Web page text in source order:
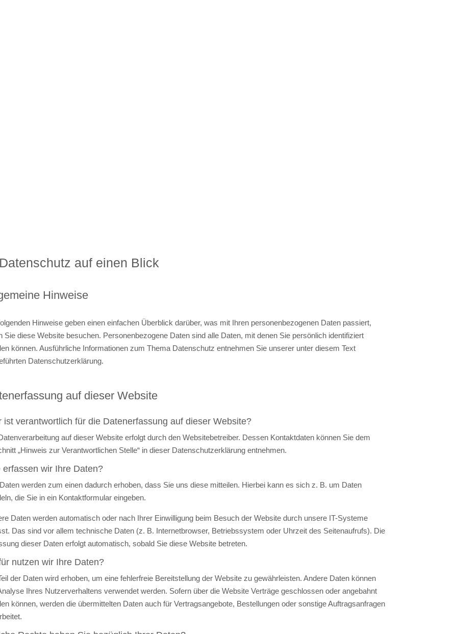
auf einen Blick
Hinweise
Hinweise geben einen einfachen Überblick darüber, was mit Ihren personenbezogenen Daten passiert,
Sie diese Website besuchen. Personenbezogene Daten sind alle Daten, mit denen Sie persönlich identifiziert
können. Ausführliche Informationen zum Thema Datenschutz entnehmen Sie unserer unter diesem Text
Datenschutzerklärung.
auf dieser Website
ist verantwortlich für die Datenerfassung auf dieser Website?
auf dieser Website erfolgt durch den Websitebetreiber. Dessen Kontaktdaten können Sie dem
„Hinweis zur Verantwortlichen Stelle“ in dieser Datenschutzerklärung entnehmen.
erfassen wir Ihre Daten?
werden zum einen dadurch erhoben, dass Sie uns diese mitteilen. Hierbei kann es sich z. B. um Daten
die Sie in ein Kontaktformular eingeben.
Daten werden automatisch oder nach Ihrer Einwilligung beim Besuch der Website durch unsere IT-Systeme
Das sind vor allem technische Daten (z. B. Internetbrowser, Betriebssystem oder Uhrzeit des Seitenaufrufs). Die
dieser Daten erfolgt automatisch, sobald Sie diese Website betreten.
nutzen wir Ihre Daten?
der Daten wird erhoben, um eine fehlerfreie Bereitstellung der Website zu gewährleisten. Andere Daten können
Ihres Nutzerverhaltens verwendet werden. Sofern über die Website Verträge geschlossen oder angebahnt
können, werden die übermittelten Daten auch für Vertragsangebote, Bestellungen oder sonstige Auftragsanfragen